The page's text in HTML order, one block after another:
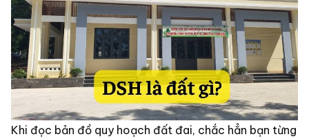
Khi đọc bản đồ quy hoạch đất đai, chắc hẳn bạn từng